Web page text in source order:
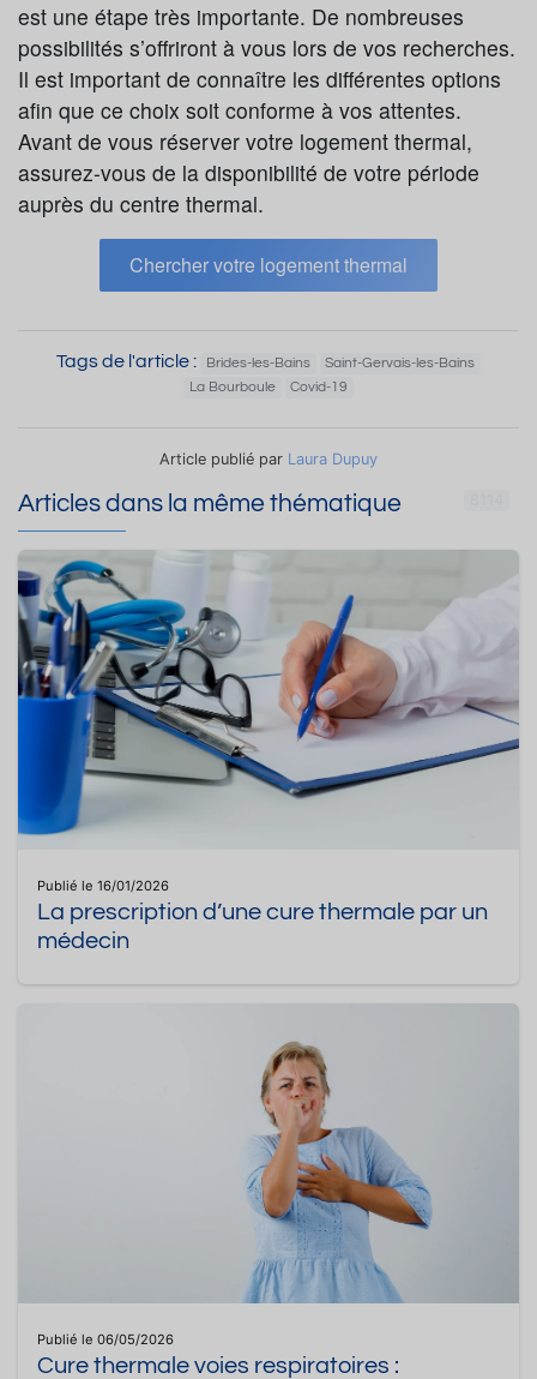
est une étape très importante. De nombreuses
possibilités s’offriront à vous lors de vos recherches.
Il est important de connaître les différentes options
afin que ce choix soit conforme à vos attentes.
Avant de vous réserver votre logement thermal,
assurez-vous de la disponibilité de votre période
auprès du centre thermal.
Chercher votre logement thermal
Tags de l'article : Brides-les-Bains
Saint-Gervais-les-Bains
La Bourboule
Covid-19
Article publié par Laura Dupuy
Articles dans la même thématique
Publié le 16/01/2026
La prescription d’une cure thermale par un
médecin
Publié le 06/05/2026
Cure thermale voies respiratoires :